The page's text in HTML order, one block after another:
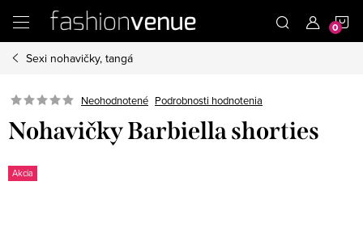
obsah
Sexi nohavičky, tangá
Neohodnotené Podrobnosti hodnotenia
Nohavičky Barbiella shorties
Akcia